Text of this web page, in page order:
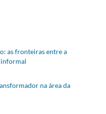
as fronteiras entre a
informal
na área da